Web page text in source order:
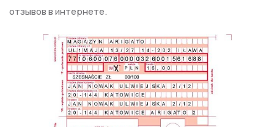
отзывов в интернете.